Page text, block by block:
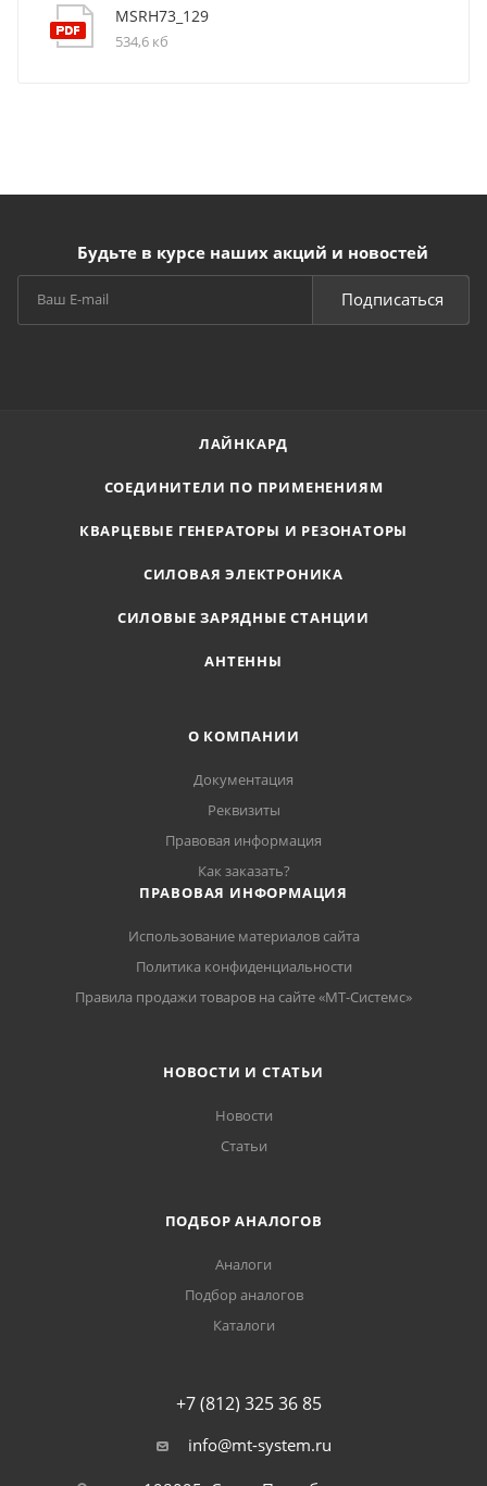
MSRH73_129
534,6 кб
Будьте в курсе наших акций и новостей
Подписаться
ЛАЙНКАРД
СОЕДИНИТЕЛИ ПО ПРИМЕНЕНИЯМ
КВАРЦЕВЫЕ ГЕНЕРАТОРЫ И РЕЗОНАТОРЫ
СИЛОВАЯ ЭЛЕКТРОНИКА
СИЛОВЫЕ ЗАРЯДНЫЕ СТАНЦИИ
АНТЕННЫ
О КОМПАНИИ
Документация
Реквизиты
Правовая информация
Как заказать?
ПРАВОВАЯ ИНФОРМАЦИЯ
Использование материалов сайта
Политика конфиденциальности
Правила продажи товаров на сайте «МТ-Системс»
НОВОСТИ И СТАТЬИ
Новости
Статьи
ПОДБОР АНАЛОГОВ
Аналоги
Подбор аналогов
Каталоги
+7 (812) 325 36 85
info@mt-system.ru